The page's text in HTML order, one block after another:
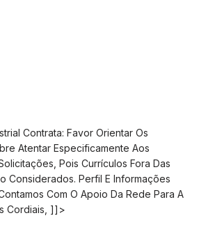
Contrata: Favor Orientar Os
Atentar Especificamente Aos
Pois Currículos Fora Das
Considerados. Perfil E Informações
Com O Apoio Da Rede Para A
Cordiais, ]]>